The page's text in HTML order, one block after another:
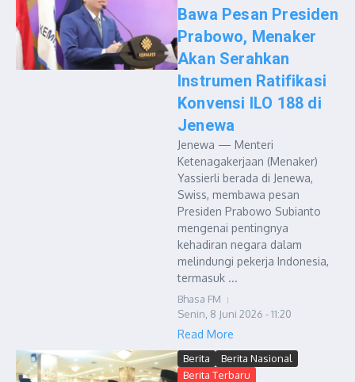
Bawa Pesan Presiden
Prabowo, Menaker
Akan Serahkan
Instrumen Ratifikasi
Konvensi ILO 188 di
Jenewa
Jenewa — Menteri
Ketenagakerjaan (Menaker)
Yassierli berada di Jenewa,
Swiss, membawa pesan
Presiden Prabowo Subianto
mengenai pentingnya
kehadiran negara dalam
melindungi pekerja Indonesia,
termasuk ...
Bhasa FM
Senin, 8 Juni 2026 - 11:20
Read More
Berita
Berita Nasional
Berita Terbaru